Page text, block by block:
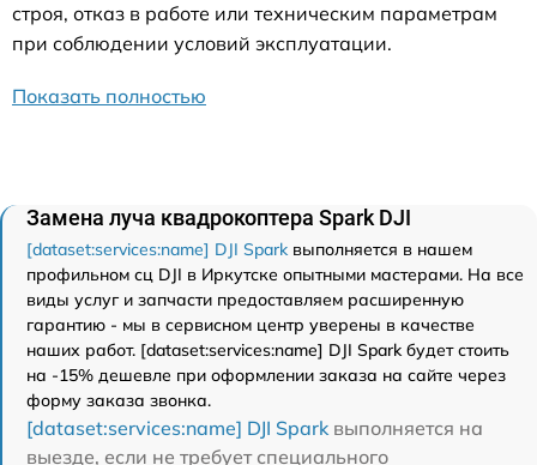
строя, отказ в работе или техническим параметрам
при соблюдении условий эксплуатации.
Показать полностью
Замена луча квадрокоптера Spark DJI
[dataset:services:name] DJI Spark выполняется в нашем
профильном сц DJI в Иркутске опытными мастерами. На все
виды услуг и запчасти предоставляем расширенную
гарантию - мы в сервисном центр уверены в качестве
наших работ. [dataset:services:name] DJI Spark будет стоить
на -15% дешевле при оформлении заказа на сайте через
форму заказа звонка.
[dataset:services:name] DJI Sparkвыполняется на
выезде, если не требует специального